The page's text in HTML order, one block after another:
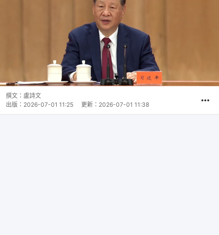
撰文： 盧詩文
出版： 2026-07-01 11:25 更新： 2026-07-01 11:38